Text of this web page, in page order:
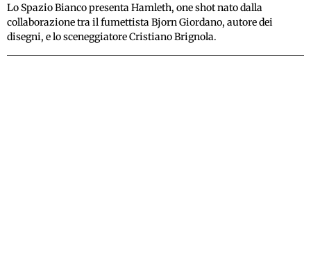
Lo Spazio Bianco presenta Hamleth, one shot nato dalla
collaborazione tra il fumettista Bjorn Giordano, autore dei
disegni, e lo sceneggiatore Cristiano Brignola.